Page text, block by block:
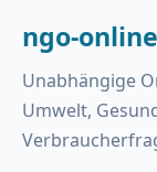
ngo-
Unabhängige
Umwelt,